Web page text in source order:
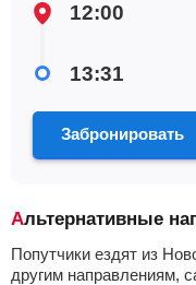
12:00
13:31
Забронировать
Альтернативные
Попутчики ездят из
другим направлениям,